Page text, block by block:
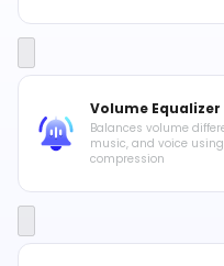
Volume Equalizer
Balances volume
music, and voice
compression